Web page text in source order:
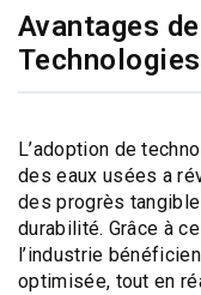
Avantages
L’adoption de
des eaux usées a
des progrès
durabilité. Grâce à
l’industrie
optimisée, tout en